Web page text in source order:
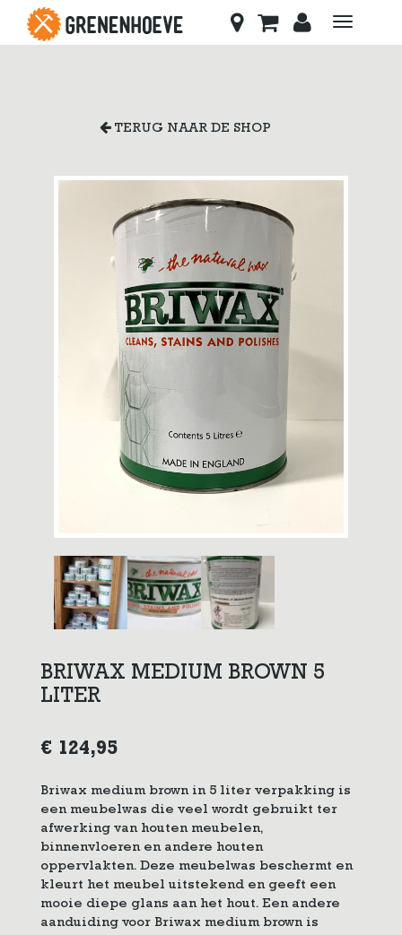
Toggle
TERUG NAAR DE SHOP
BRIWAX MEDIUM BROWN 5
LITER
€ 124,95
Briwax medium brown in 5 liter verpakking is
een meubelwas die veel wordt gebruikt ter
afwerking van houten meubelen,
binnenvloeren en andere houten
oppervlakten. Deze meubelwas beschermt en
kleurt het meubel uitstekend en geeft een
mooie diepe glans aan het hout. Een andere
aanduiding voor Briwax medium brown is